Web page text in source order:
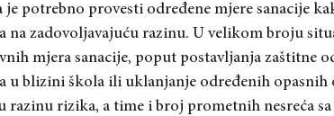
potrebno provesti određene mjere sanacije
na zadovoljavajuću razinu. U velikom broju
mjera sanacije, poput postavljanja zaštitne
u blizini škola ili uklanjanje određenih opasnih
razinu rizika, a time i broj prometnih nesreća